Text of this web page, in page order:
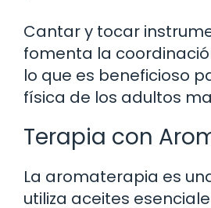
Cantar y tocar
fomenta la
lo que es beneficioso
física de los adultos
Terapia con
La aromaterapia es
utiliza aceites